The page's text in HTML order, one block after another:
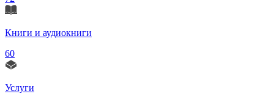
Книги и аудиокниги
60
Услуги